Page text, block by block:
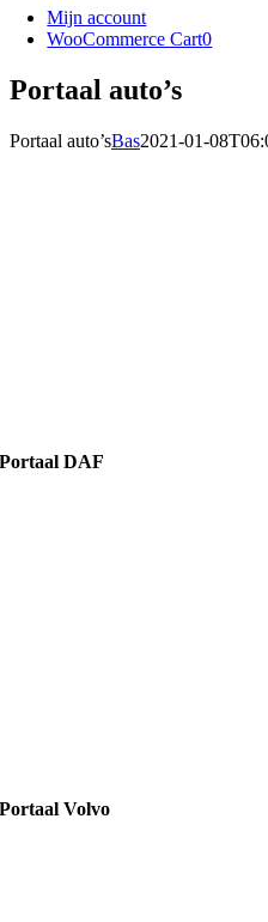
Mijn account
WooCommerce Cart0
Portaal auto’s
Portaal auto’sBas2021-01-
Portaal DAF
Portaal Volvo